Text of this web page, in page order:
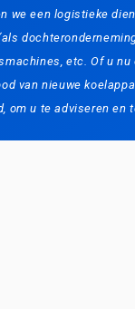
we een logistieke
etc. Of u
van nieuwe
om u te adviseren